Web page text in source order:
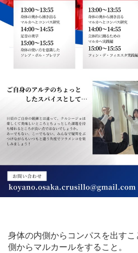
身体の内側からコンパスを出す
側からマルカールをすること。